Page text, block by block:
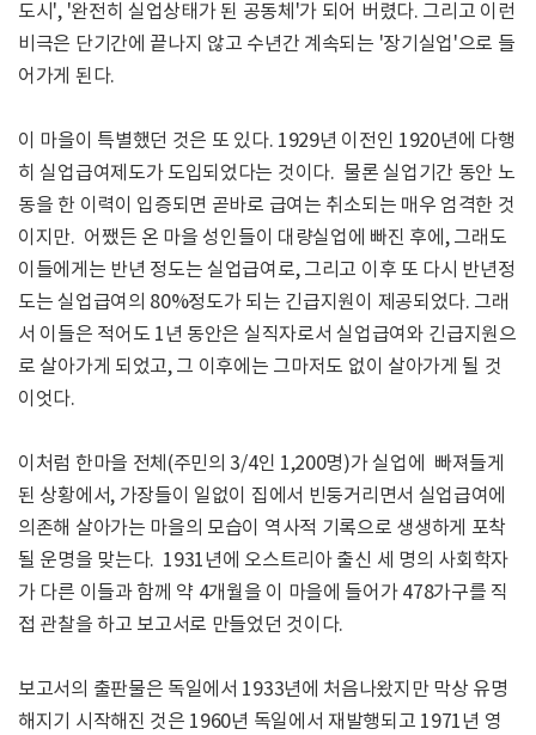
도시', '완전히 실업상태가 된 공동체'가 되어 버렸다. 그리고 이런
비극은 단기간에 끝나지 않고 수년간 계속되는 '장기실업'으로 들
어가게 된다.
이 마을이 특별했던 것은 또 있다. 1929년 이전인 1920년에 다행
히 실업급여제도가 도입되었다는 것이다. 물론 실업기간 동안 노
동을 한 이력이 입증되면 곧바로 급여는 취소되는 매우 엄격한 것
이지만. 어쨌든 온 마을 성인들이 대량실업에 빠진 후에, 그래도
이들에게는 반년 정도는 실업급여로, 그리고 이후 또 다시 반년정
도는 실업급여의 80%정도가 되는 긴급지원이 제공되었다. 그래
서 이들은 적어도 1년 동안은 실직자로서 실업급여와 긴급지원으
로 살아가게 되었고, 그 이후에는 그마저도 없이 살아가게 될 것
이엇다.
이처럼 한마을 전체(주민의 3/4인 1,200명)가 실업에 빠져들게
된 상황에서, 가장들이 일없이 집에서 빈둥거리면서 실업급여에
의존해 살아가는 마을의 모습이 역사적 기록으로 생생하게 포착
될 운명을 맞는다. 1931년에 오스트리아 출신 세 명의 사회학자
가 다른 이들과 함께 약 4개월을 이 마을에 들어가 478가구를 직
접 관찰을 하고 보고서로 만들었던 것이다.
보고서의 출판물은 독일에서 1933년에 처음나왔지만 막상 유명
해지기 시작해진 것은 1960년 독일에서 재발행되고 1971년 영